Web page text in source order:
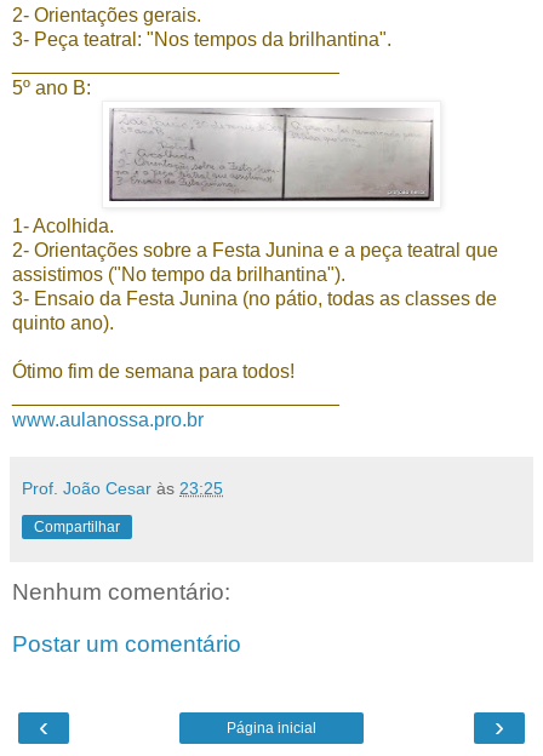
2- Orientações gerais.
3- Peça teatral: "Nos tempos da brilhantina".
5º ano B:
1- Acolhida.
2- Orientações sobre a Festa Junina e a peça teatral que
assistimos ("No tempo da brilhantina").
3- Ensaio da Festa Junina (no pátio, todas as classes de
quinto ano).
Ótimo fim de semana para todos!
www.aulanossa.pro.br
Prof. João Cesar às 23:25
Compartilhar
Nenhum comentário:
Postar um comentário
‹ ›
Página inicial